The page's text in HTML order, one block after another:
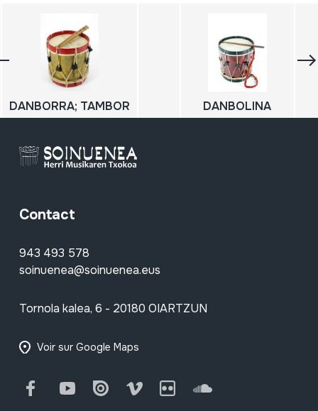
DANBORRA; TAMBOR DANBOLINA
Contact
943 493 578
soinuenea@soinuenea.eus
Tornola kalea, 6 - 20180 OIARTZUN
Voir sur Google Maps
FacebookYoutube Issuu Vimeo Flickr SoundCloud